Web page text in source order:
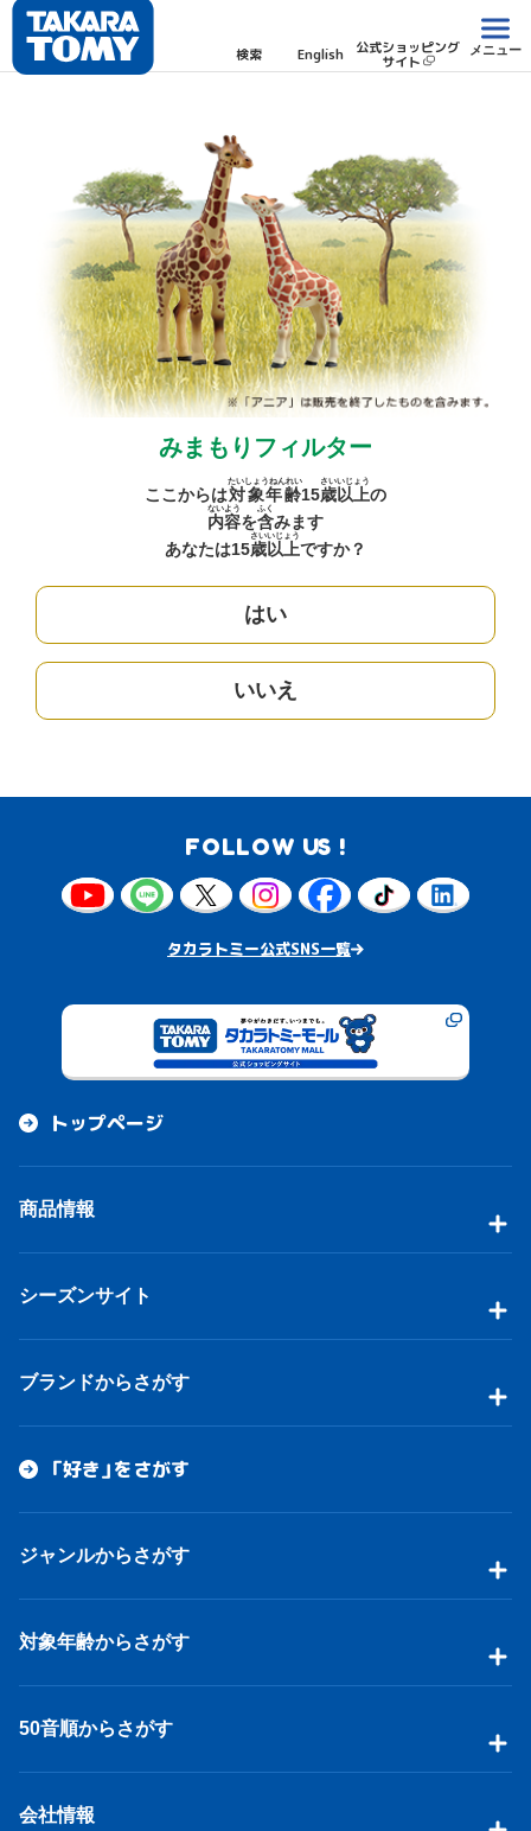
検索 English 公式ショッピング
サイト
メニュー
みまもりフィルター
ここからは対象年齢
たいしょうねんれい
15歳
さい
以上
いじょう
の
内容
ないよう
を含
ふく
みます
あなたは15歳
さい
以上
いじょう
ですか？
はい
いいえ
FOLLOW US !
タカラトミー公式SNS一覧
トップページ
商品情報
シーズンサイト
ブランドからさがす
「好き」をさがす
ジャンルからさがす
対象年齢からさがす
50音順からさがす
会社情報